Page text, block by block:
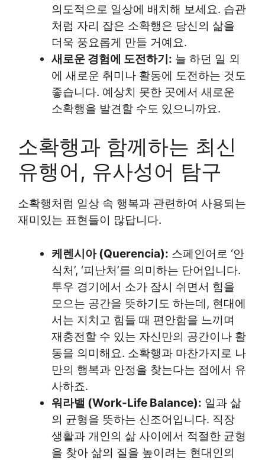
의도적으로 일상에 배치해 보세요. 습관
처럼 자리 잡은 소확행은 당신의 삶을
더욱 풍요롭게 만들 거예요.
새로운 경험에 도전하기: 늘 하던 일 외
에 새로운 취미나 활동에 도전하는 것도
좋습니다. 예상치 못한 곳에서 새로운
소확행을 발견할 수도 있으니까요.
소확행과 함께하는 최신
유행어, 유사성어 탐구
소확행처럼 일상 속 행복과 관련하여 사용되는
재미있는 표현들이 많답니다.
케렌시아 (Querencia): 스페인어로 ‘안
식처’, ‘피난처’를 의미하는 단어입니다.
투우 경기에서 소가 잠시 쉬면서 힘을
모으는 공간을 뜻하기도 하는데, 현대에
서는 지치고 힘들 때 편안함을 느끼며
재충전할 수 있는 자신만의 공간이나 활
동을 의미해요. 소확행과 마찬가지로 나
만의 행복과 안정을 찾는다는 점에서 유
사하죠.
워라밸 (Work-Life Balance): 일과 삶
의 균형을 뜻하는 신조어입니다. 직장
생활과 개인의 삶 사이에서 적절한 균형
을 찾아 삶의 질을 높이려는 현대인의